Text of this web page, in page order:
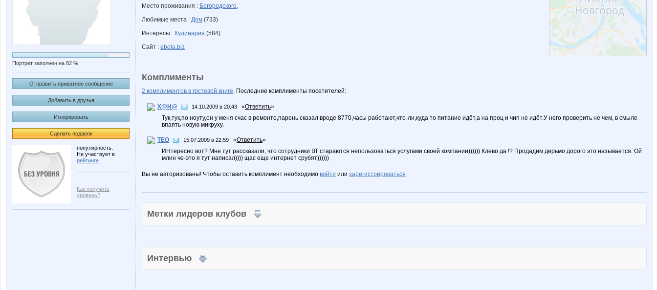
Портрет заполнен на 82 %
Отправить приватное сообщение
Добавить в друзья
Игнорировать
Сделать подарок
популярность:
Не участвует в
рейтинге
Как получить
уровень?
Место проживания : Богородского,
Любимые места : Дом (733)
Интересы : Кулинария (584)
Сайт : ebola.biz
Комплименты
2 комплиментов в гостевой книге. Последние комплименты посетителей:
X@H@ 14.10.2009 в 20:43 «Ответить»
Тук,тук,по ноуту,он у меня счас в ремонте,парень сказал вроде 8770,часы работают,что-ли,куда то питание идёт,а на проц и чип не идёт.У него проверить не чем, в смыле
впаять новую микруху.
TEO 15.07.2009 в 22:59 «Ответить»
ИНтересно вот? Мне тут рассказали, что сотрудники ВТ стараются непользоваться услугами своей компании)))))) Клево да !? Продадим дерьмо дорого это называется. Ой
млин че-это я тут написал)))) щас еще интернет срубят))))))
Вы не авторизованы! Чтобы оставить комплимент необходимо войти или зарегистрироваться
Метки лидеров клубов
Интервью